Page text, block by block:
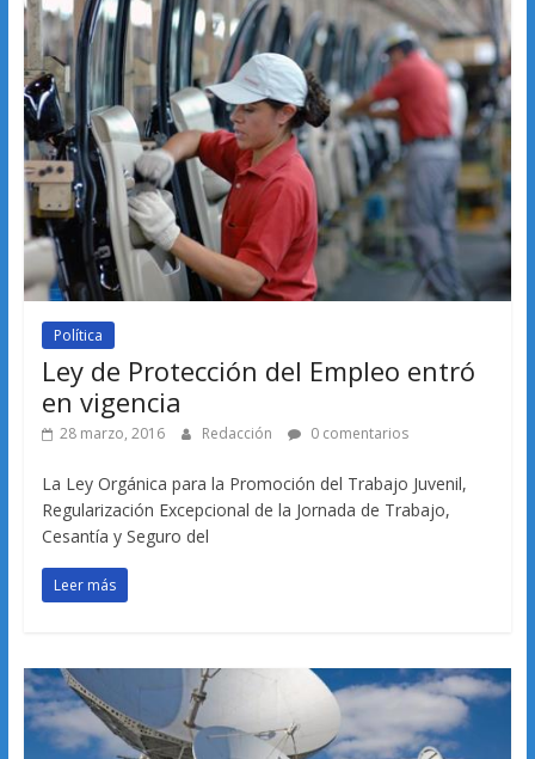
Política
Ley de Protección del Empleo entró
en vigencia
28 marzo, 2016 Redacción 0 comentarios
La Ley Orgánica para la Promoción del Trabajo Juvenil,
Regularización Excepcional de la Jornada de Trabajo,
Cesantía y Seguro del
Leer más